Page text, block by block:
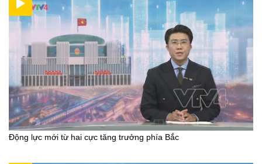
Động lực mới từ hai cực tăng trưởng phía Bắc